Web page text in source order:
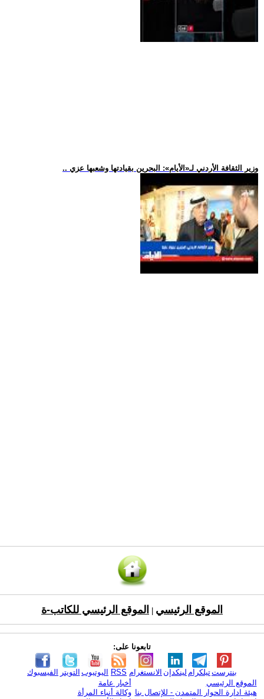
.. وزير الثقافة الأردني لـ«الأيام»: البحرين بقيادتها وشعبها عزي
الموقع الرئيسي الموقع الرئيسي للكاتب-ة
تابعونا على:
الفيسبوك التويتر اليوتيوب RSS الانستغرام لينكدإن تيلكرامبنترست
الموقع الرئيسي
هيئة ادارة الحوار المتمدن - للإتصال بنا
أخبار عامة
وكالة أنباء المرأة